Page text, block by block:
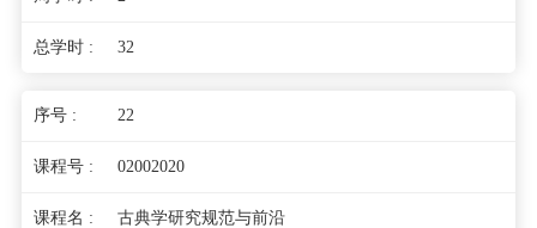
32
22
02002020
古典学研究规范与前沿